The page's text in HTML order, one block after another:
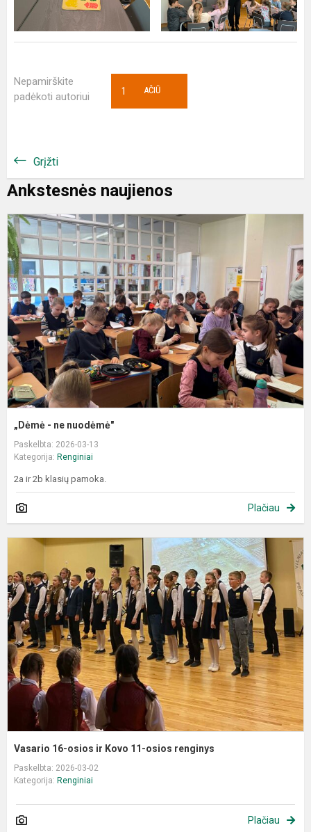
Nepamirškite
padėkoti autoriui
AČIŪ
1
Grįžti
Ankstesnės naujienos
„Dėmė - ne nuodėmė"
Paskelbta: 2026-03-13
Kategorija: Renginiai
2a ir 2b klasių pamoka.
Plačiau
Vasario 16-osios ir Kovo 11-osios renginys
Paskelbta: 2026-03-02
Kategorija: Renginiai
Plačiau